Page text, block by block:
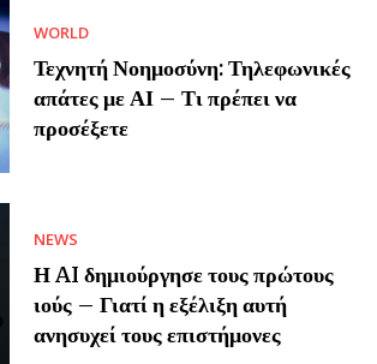
WORLD
Τεχνητή Νοημοσύνη: Τηλεφωνικές
απάτες με ΑΙ – Τι πρέπει να
προσέξετε
NEWS
Η AI δημιούργησε τους πρώτους
ιούς – Γιατί η εξέλιξη αυτή
ανησυχεί τους επιστήμονες